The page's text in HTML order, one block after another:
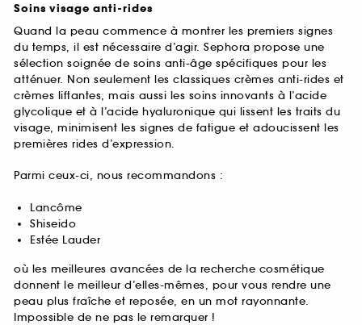
Soins visage anti-rides
Quand la peau commence à montrer les premiers signes
du temps, il est nécessaire d’agir. Sephora propose une
sélection soignée de soins anti-âge spécifiques pour les
atténuer. Non seulement les classiques crèmes anti-rides et
crèmes liftantes, mais aussi les soins innovants à l’acide
glycolique et à l’acide hyaluronique qui lissent les traits du
visage, minimisent les signes de fatigue et adoucissent les
premières rides d’expression.
Parmi ceux-ci, nous recommandons :
Lancôme
Shiseido
Estée Lauder
où les meilleures avancées de la recherche cosmétique
donnent le meilleur d’elles-mêmes, pour vous rendre une
peau plus fraîche et reposée, en un mot rayonnante.
Impossible de ne pas le remarquer !